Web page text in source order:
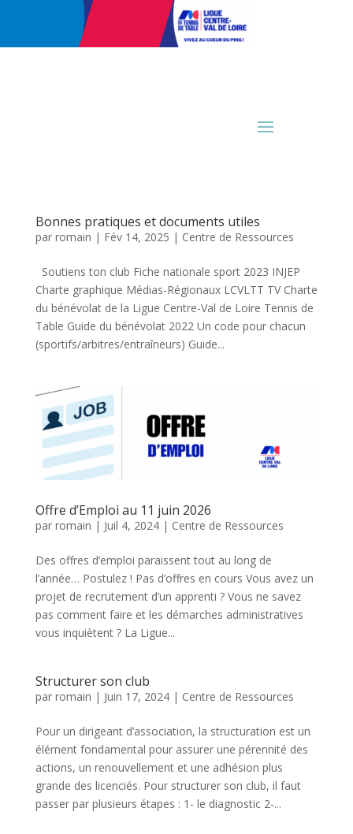
Bonnes pratiques et documents utiles
par romain | Fév 14, 2025 | Centre de Ressources
Soutiens ton club Fiche nationale sport 2023 INJEP
Charte graphique Médias-Régionaux LCVLTT TV Charte
du bénévolat de la Ligue Centre-Val de Loire Tennis de
Table Guide du bénévolat 2022 Un code pour chacun
(sportifs/arbitres/entraîneurs) Guide...
Offre d’Emploi au 11 juin 2026
par romain | Juil 4, 2024| Centre de Ressources
Des offres d’emploi paraissent tout au long de
l’année… Postulez ! Pas d’offres en cours Vous avez un
projet de recrutement d’un apprenti ? Vous ne savez
pas comment faire et les démarches administratives
vous inquiètent ? La Ligue...
Structurer son club
par romain | Juin 17, 2024| Centre de Ressources
Pour un dirigeant d’association, la structuration est un
élément fondamental pour assurer une pérennité des
actions, un renouvellement et une adhésion plus
grande des licenciés. Pour structurer son club, il faut
passer par plusieurs étapes : 1- le diagnostic 2-...